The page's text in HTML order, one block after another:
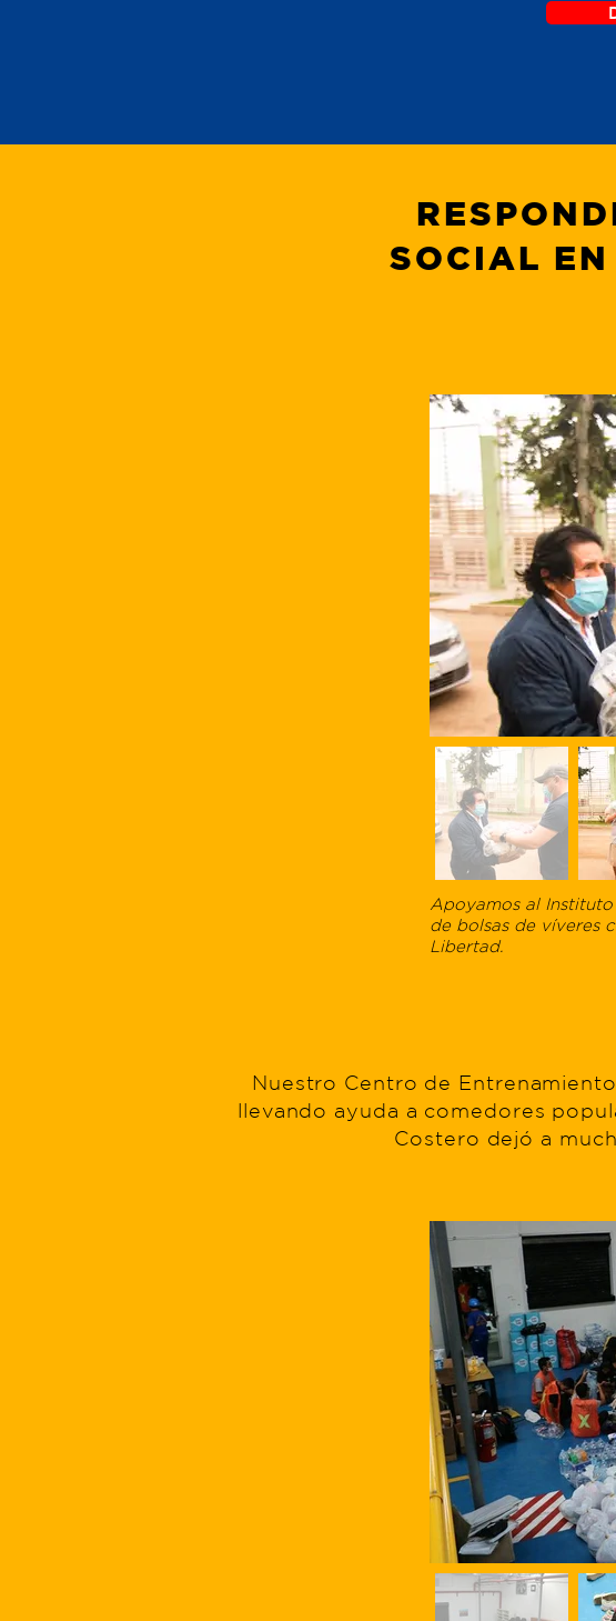
SOCIAL
Apoyamos al
de bolsas de víveres
Libertad.
Nuestro Centro de
llevando ayuda a comedores
Costero dejó a